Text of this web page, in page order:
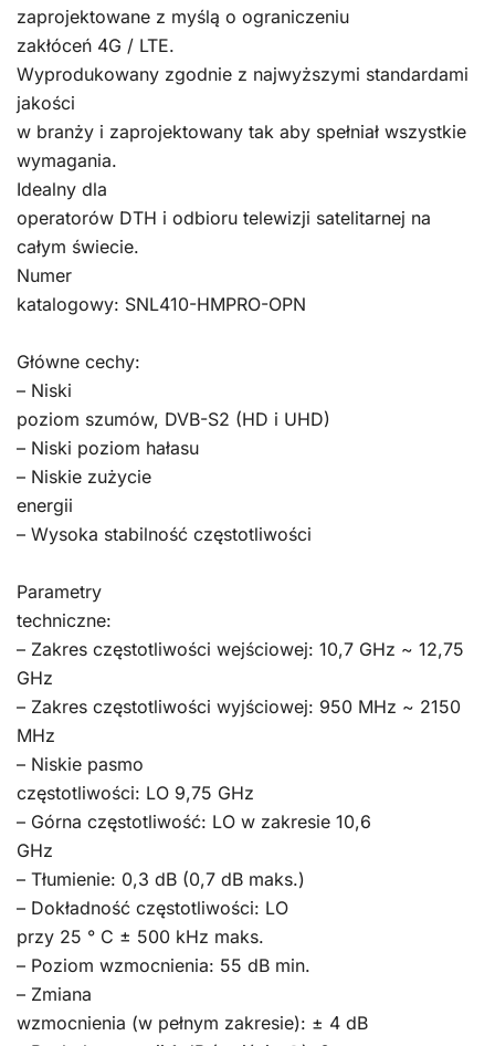
zaprojektowane z myślą o ograniczeniu
zakłóceń 4G / LTE.
Wyprodukowany zgodnie z najwyższymi standardami
jakości
w branży i zaprojektowany tak aby spełniał wszystkie
wymagania.
Idealny dla
operatorów DTH i odbioru telewizji satelitarnej na
całym świecie.
Numer
katalogowy: SNL410-HMPRO-OPN
Główne cechy:
– Niski
poziom szumów, DVB-S2 (HD i UHD)
– Niski poziom hałasu
– Niskie zużycie
energii
– Wysoka stabilność częstotliwości
Parametry
techniczne:
– Zakres częstotliwości wejściowej: 10,7 GHz ~ 12,75
GHz
– Zakres częstotliwości wyjściowej: 950 MHz ~ 2150
MHz
– Niskie pasmo
częstotliwości: LO 9,75 GHz
– Górna częstotliwość: LO w zakresie 10,6
GHz
– Tłumienie: 0,3 dB (0,7 dB maks.)
– Dokładność częstotliwości: LO
przy 25 ° C ± 500 kHz maks.
– Poziom wzmocnienia: 55 dB min.
– Zmiana
wzmocnienia (w pełnym zakresie): ± 4 dB